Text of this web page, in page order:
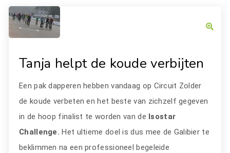
Tanja helpt de koude verbijten
Een pak dapperen hebben vandaag op Circuit Zolder
de koude verbeten en het beste van zichzelf gegeven
in de hoop finalist te worden van de Isostar
Challenge. Het ultieme doel is dus mee de Galibier te
beklimmen na een professioneel begeleide